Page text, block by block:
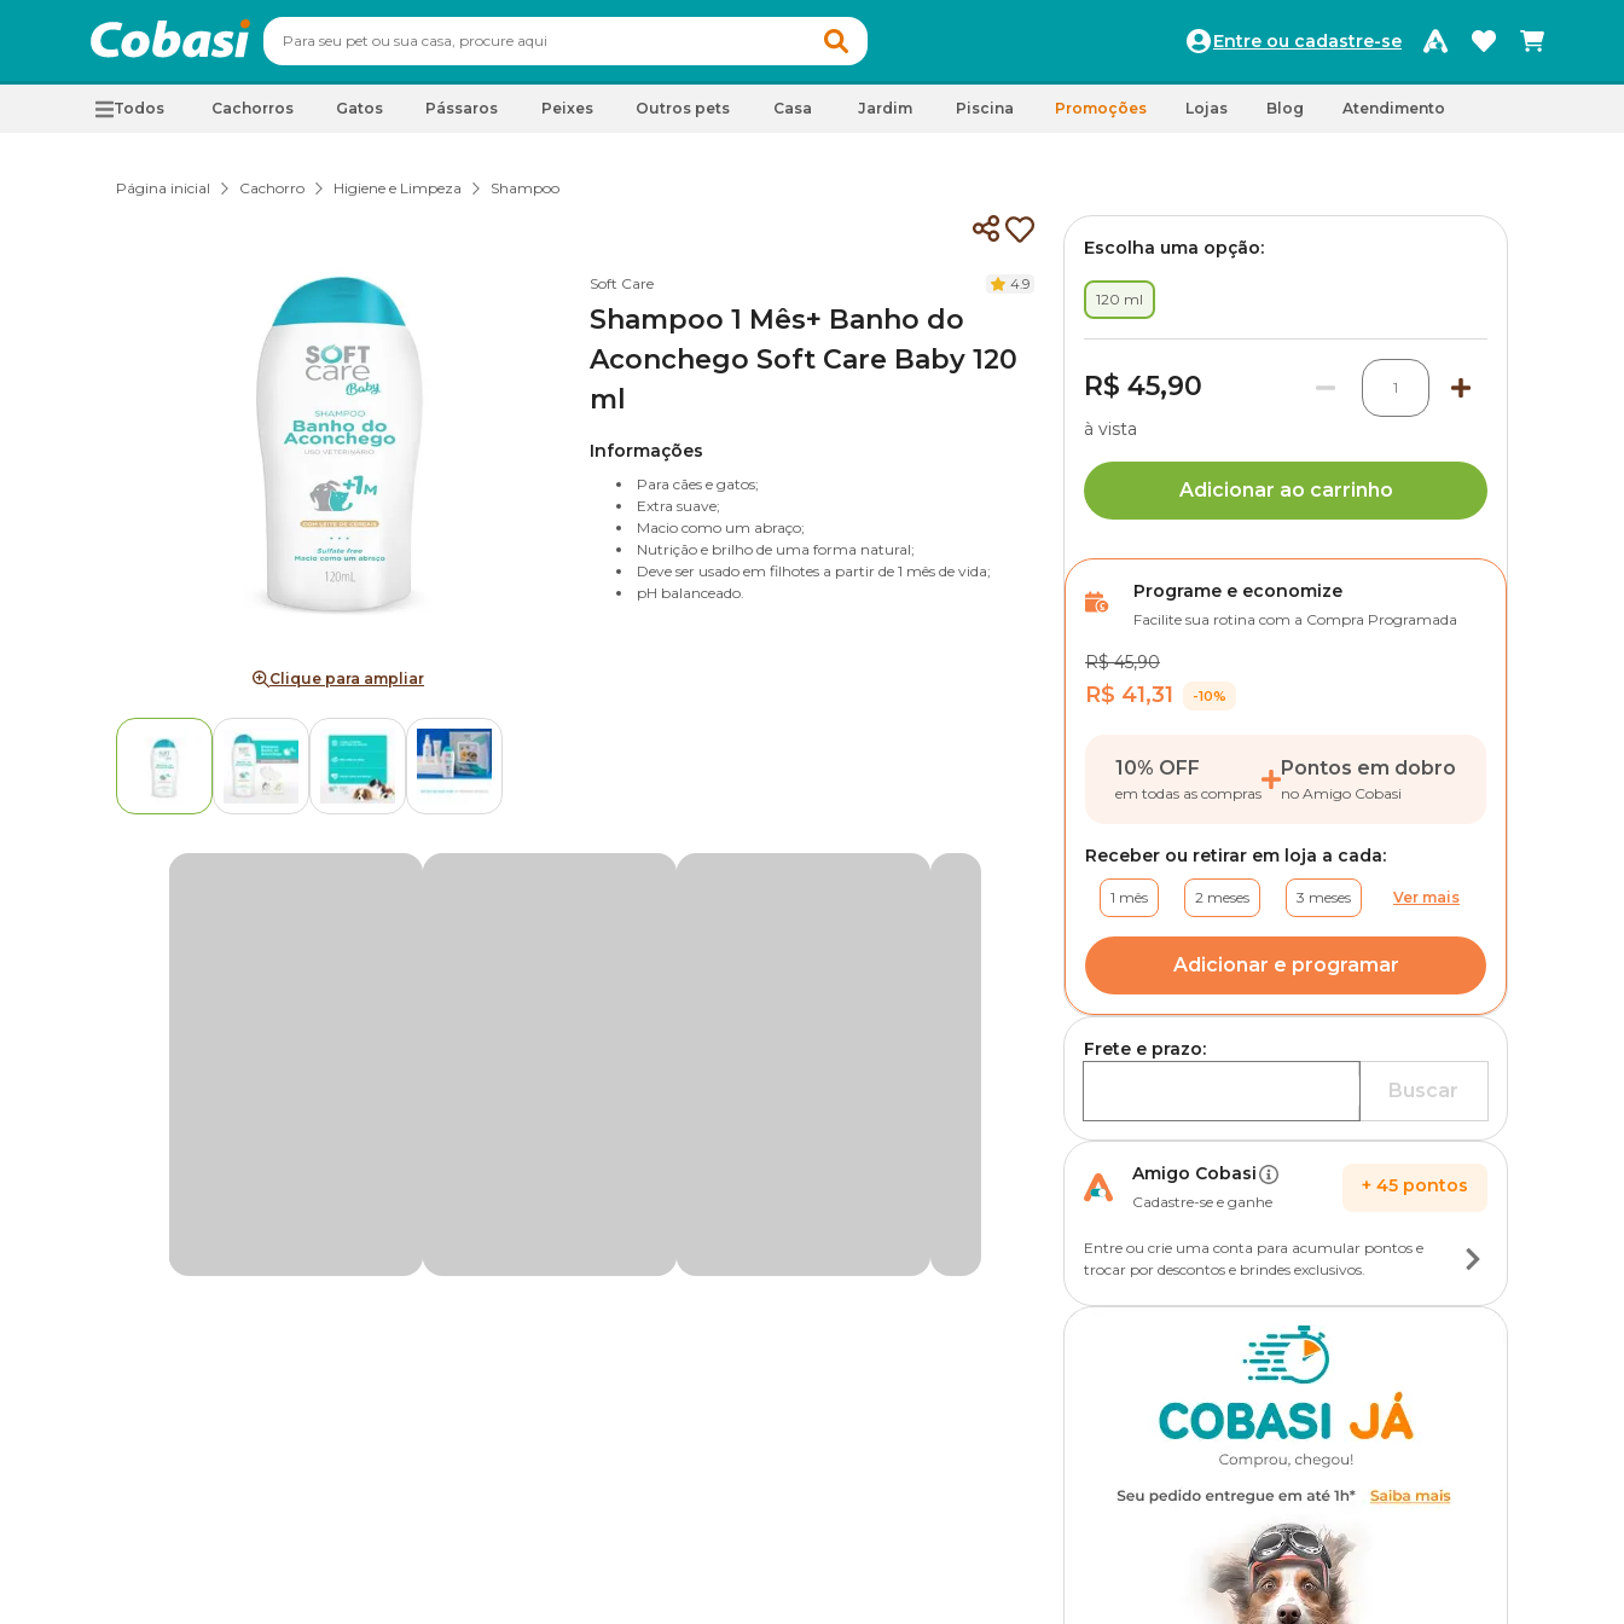
Entre ou cadastre-se
Todos Cachorros Gatos Pássaros Peixes Outros pets Casa Jardim Piscina Promoções Lojas Blog Atendimento
Página inicial Cachorro Higiene e Limpeza Shampoo
Clique para ampliar
Soft Care 4.9
Shampoo 1 Mês+ Banho do
Aconchego Soft Care Baby 120
ml
Informações
Para cães e gatos;
Extra suave;
Macio como um abraço;
Nutrição e brilho de uma forma natural;
Deve ser usado em filhotes a partir de 1 mês de vida;
pH balanceado.
Escolha uma opção:
120 ml
R$ 45,90 1
à vista
Adicionar ao carrinho
Programe e economize
Facilite sua rotina com a Compra Programada
R$ 45,90
R$ 41,31 -10%
10% OFF
em todas as compras
Pontos em dobro
no Amigo Cobasi
Receber ou retirar em loja a cada:
1 mês 2 meses 3 meses Ver mais
Adicionar e programar
Frete e prazo:
Buscar
Amigo Cobasi
Cadastre-se e ganhe
+ 45 pontos
Entre ou crie uma conta para acumular pontos e
trocar por descontos e brindes exclusivos.